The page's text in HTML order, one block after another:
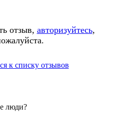
отзыв, авторизуйтесь,
к списку отзывов
люди?